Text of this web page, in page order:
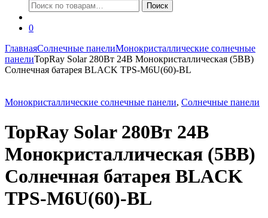
Искать:
Поиск
0
ГлавнаяСолнечные панелиМонокристаллические солнечные
панелиTopRay Solar 280Вт 24В Монокристаллическая (5BB)
Солнечная батарея BLACK TPS-M6U(60)-BL
Монокристаллические солнечные панели, Солнечные панели
TopRay Solar 280Вт 24В
Монокристаллическая (5BB)
Солнечная батарея BLACK
TPS-M6U(60)-BL